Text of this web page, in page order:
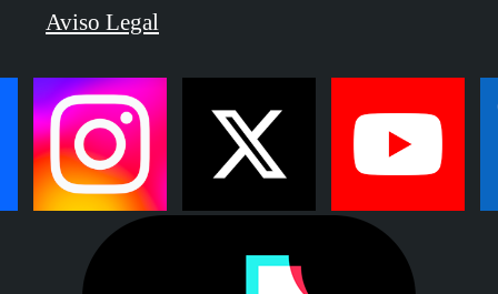
Aviso Legal